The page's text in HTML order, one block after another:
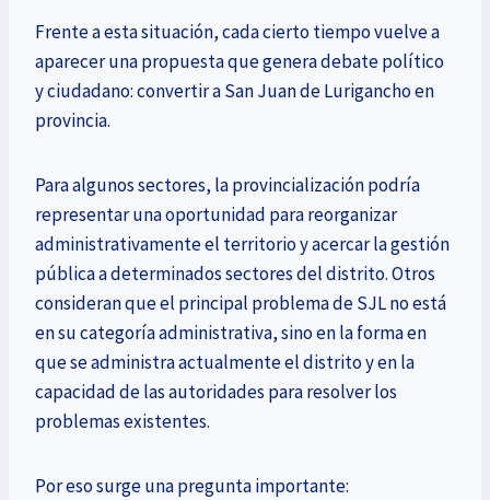
Frente a esta situación, cada cierto tiempo vuelve a
aparecer una propuesta que genera debate político
y ciudadano: convertir a San Juan de Lurigancho en
provincia.
Para algunos sectores, la provincialización podría
representar una oportunidad para reorganizar
administrativamente el territorio y acercar la gestión
pública a determinados sectores del distrito. Otros
consideran que el principal problema de SJL no está
en su categoría administrativa, sino en la forma en
que se administra actualmente el distrito y en la
capacidad de las autoridades para resolver los
problemas existentes.
Por eso surge una pregunta importante: